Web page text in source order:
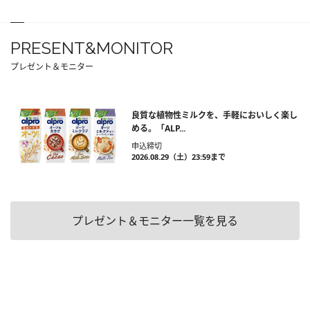
PRESENT&MONITOR
プレゼント＆モニター
良質な植物性ミルクを、手軽においしく楽し
める。「ALP...
申込締切
2026.08.29（土）23:59まで
プレゼント＆モニター一覧を見る